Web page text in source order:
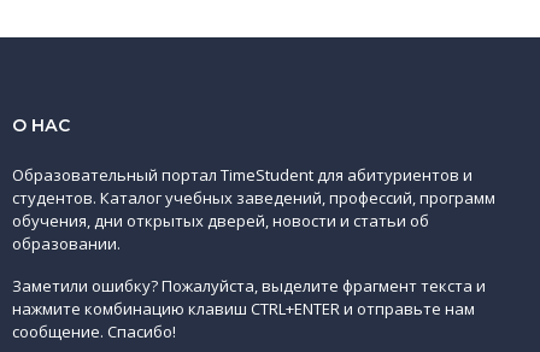
О НАС
Образовательный портал TimeStudent для абитуриентов и
студентов. Каталог учебных заведений, профессий, программ
обучения, дни открытых дверей, новости и статьи об
образовании.
Заметили ошибку? Пожалуйста, выделите фрагмент текста и
нажмите комбинацию клавиш CTRL+ENTER и отправьте нам
сообщение. Спасибо!